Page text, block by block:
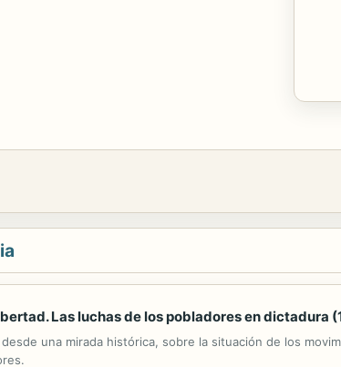
Las luchas de los pobladores en dictadura
una mirada histórica, sobre la situación de los